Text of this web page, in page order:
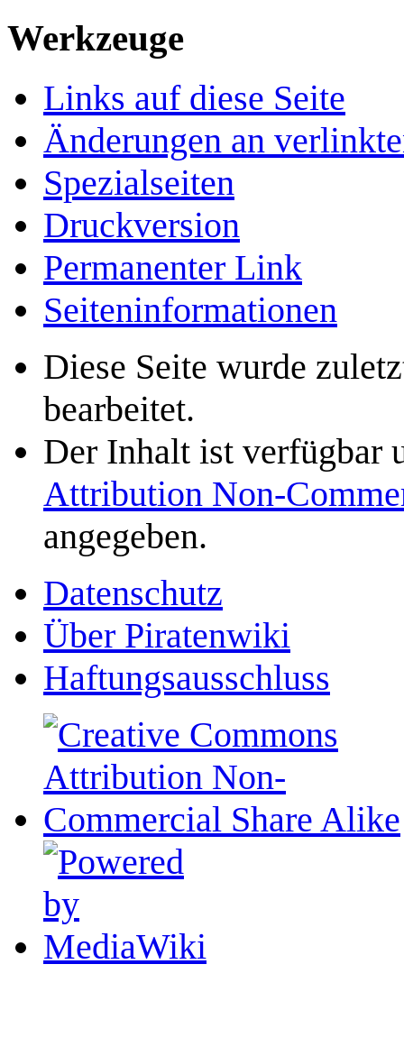
Werkzeuge
Links auf diese Seite
Änderungen an
Spezialseiten
Druckversion
Permanenter Link
Seiten­­informationen
Diese Seite wurde
bearbeitet.
Der Inhalt ist verfügbar
Attribution Non-
angegeben.
Datenschutz
Über Piratenwiki
Haftungsausschluss